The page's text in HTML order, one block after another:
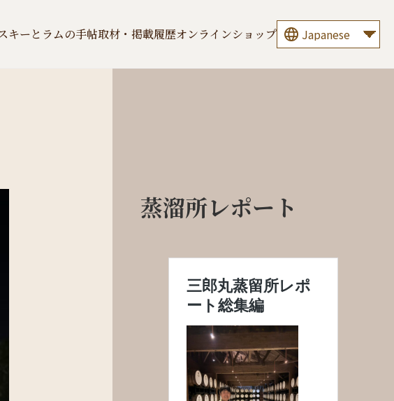
キーとラムの手帖取材・掲載履歴オンラインショップ
蒸溜所レポート